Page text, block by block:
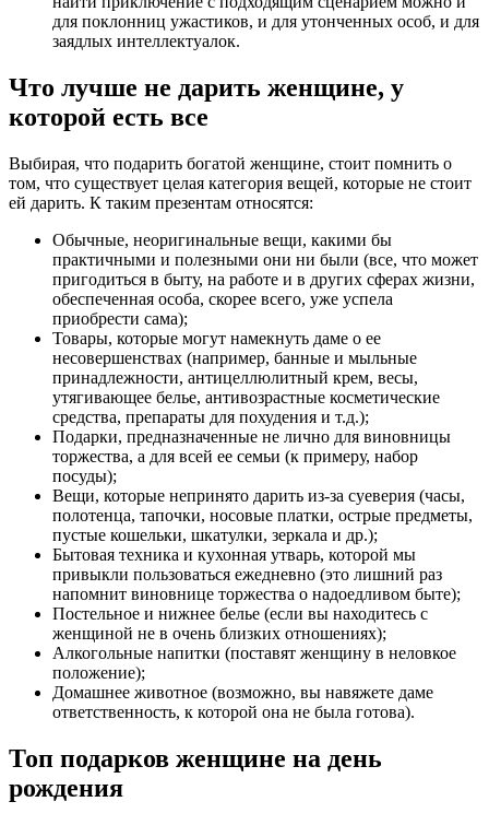
для поклонниц ужастиков, и для утонченных особ, и для
заядлых интеллектуалок.
Что лучше не дарить женщине, у
которой есть все
Выбирая, что подарить богатой женщине, стоит помнить о
том, что существует целая категория вещей, которые не стоит
ей дарить. К таким презентам относятся:
Обычные, неоригинальные вещи, какими бы
практичными и полезными они ни были (все, что может
пригодиться в быту, на работе и в других сферах жизни,
обеспеченная особа, скорее всего, уже успела
приобрести сама);
Товары, которые могут намекнуть даме о ее
несовершенствах (например, банные и мыльные
принадлежности, антицеллюлитный крем, весы,
утягивающее белье, антивозрастные косметические
средства, препараты для похудения и т.д.);
Подарки, предназначенные не лично для виновницы
торжества, а для всей ее семьи (к примеру, набор
посуды);
Вещи, которые непринято дарить из-за суеверия (часы,
полотенца, тапочки, носовые платки, острые предметы,
пустые кошельки, шкатулки, зеркала и др.);
Бытовая техника и кухонная утварь, которой мы
привыкли пользоваться ежедневно (это лишний раз
напомнит виновнице торжества о надоедливом быте);
Постельное и нижнее белье (если вы находитесь с
женщиной не в очень близких отношениях);
Алкогольные напитки (поставят женщину в неловкое
положение);
Домашнее животное (возможно, вы навяжете даме
ответственность, к которой она не была готова).
Топ подарков женщине на день
рождения